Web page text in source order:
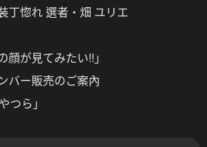
丁惚れ 選者・畑 ユリエ
が見てみたい!!」
バー販売のご案內
つら」